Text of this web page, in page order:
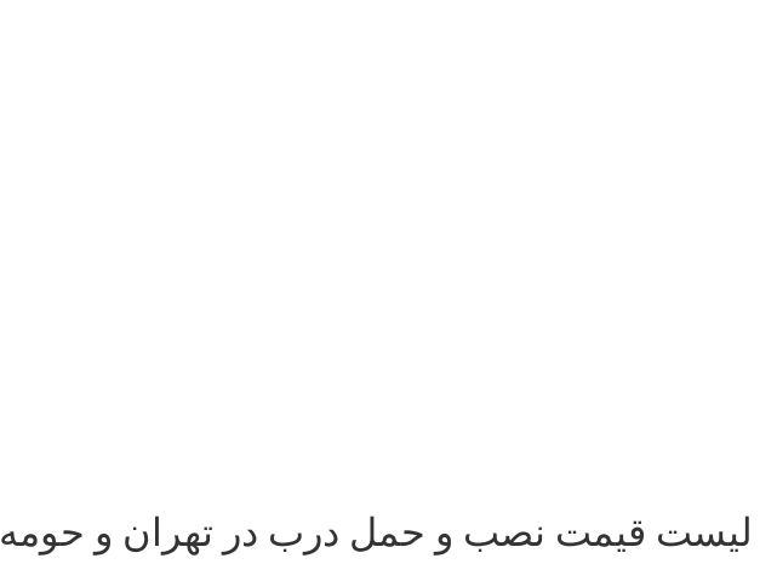
لیست قیمت نصب و حمل درب در تهران و حومه